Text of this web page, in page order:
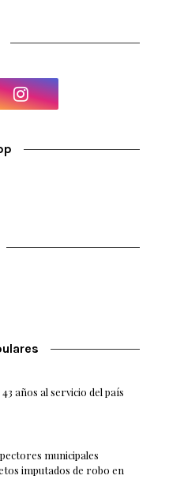
años al servicio del país
municipales
imputados de robo en